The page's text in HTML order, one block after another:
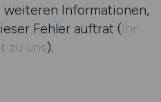
Informationen,
Fehler auftrat (Ihr
zu uns).